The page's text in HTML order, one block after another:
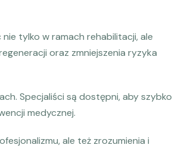
tylko w ramach rehabilitacji, ale
oraz zmniejszenia ryzyka
Specjaliści są dostępni, aby szybko
medycznej.
ale też zrozumienia i